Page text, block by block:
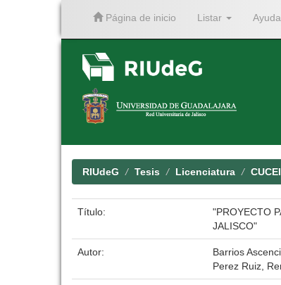
Página de inicio Listar Ayuda
RIUdeG Tesis Licenciatura CUCEI
Título:
"PROYECTO
JALISCO"
Autor:
Barrios
Perez Ruiz,